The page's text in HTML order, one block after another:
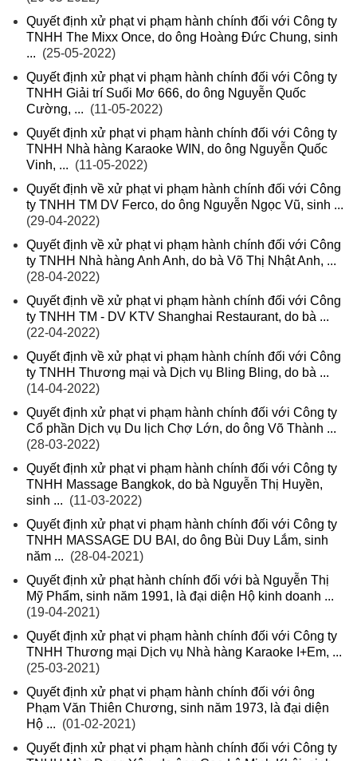
Quyết định xử phạt vi phạm hành chính đối với Công ty
TNHH The Mixx Once, do ông Hoàng Đức Chung, sinh
... (25-05-2022)
Quyết định xử phạt vi phạm hành chính đối với Công ty
TNHH Giải trí Suối Mơ 666, do ông Nguyễn Quốc
Cường, ... (11-05-2022)
Quyết định xử phạt vi phạm hành chính đối với Công ty
TNHH Nhà hàng Karaoke WIN, do ông Nguyễn Quốc
Vinh, ... (11-05-2022)
Quyết định về xử phạt vi phạm hành chính đối với Công
ty TNHH TM DV Ferco, do ông Nguyễn Ngọc Vũ, sinh ...
(29-04-2022)
Quyết định về xử phạt vi phạm hành chính đối với Công
ty TNHH Nhà hàng Anh Anh, do bà Võ Thị Nhật Anh, ...
(28-04-2022)
Quyết định về xử phạt vi phạm hành chính đối với Công
ty TNHH TM - DV KTV Shanghai Restaurant, do bà ...
(22-04-2022)
Quyết định về xử phạt vi phạm hành chính đối với Công
ty TNHH Thương mại và Dịch vụ Bling Bling, do bà ...
(14-04-2022)
Quyết định xử phạt vi phạm hành chính đối với Công ty
Cổ phần Dịch vụ Du lịch Chợ Lớn, do ông Võ Thành ...
(28-03-2022)
Quyết định xử phạt vi phạm hành chính đối với Công ty
TNHH Massage Bangkok, do bà Nguyễn Thị Huyền,
sinh ... (11-03-2022)
Quyết định xử phạt vi phạm hành chính đối với Công ty
TNHH MASSAGE DU BAI, do ông Bùi Duy Lắm, sinh
năm ... (28-04-2021)
Quyết định xử phạt hành chính đối với bà Nguyễn Thị
Mỹ Phẩm, sinh năm 1991, là đại diện Hộ kinh doanh ...
(19-04-2021)
Quyết định xử phạt vi phạm hành chính đối với Công ty
TNHH Thương mại Dịch vụ Nhà hàng Karaoke I+Em, ...
(25-03-2021)
Quyết định xử phạt vi phạm hành chính đối với ông
Phạm Văn Thiên Chương, sinh năm 1973, là đại diện
Hộ ... (01-02-2021)
Quyết định xử phạt vi phạm hành chính đối với Công ty